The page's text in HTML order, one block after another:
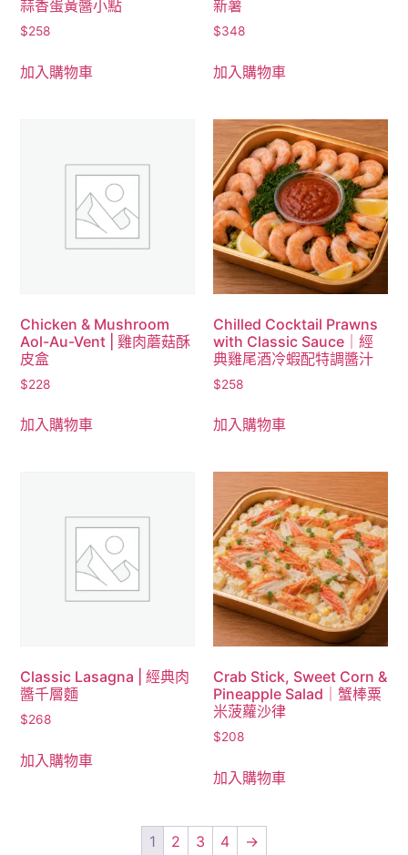
蒜香蛋黃醬小點
$258
加入購物車
新薯
$348
加入購物車
Chicken & Mushroom
Aol-Au-Vent | 雞肉蘑菇酥
皮盒
$228
加入購物車
Chilled Cocktail Prawns
with Classic Sauce｜經
典雞尾酒冷蝦配特調醬汁
$258
加入購物車
Classic Lasagna | 經典肉
醬千層麵
$268
加入購物車
Crab Stick, Sweet Corn &
Pineapple Salad｜蟹棒粟
米菠蘿沙律
$208
加入購物車
1 2 3 4 →